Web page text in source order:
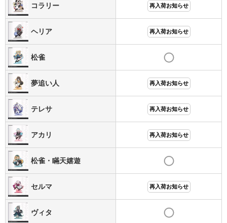
コラリー 再入荷お知らせ
ヘリア 再入荷お知らせ
松雀
夢追い人 再入荷お知らせ
テレサ 再入荷お知らせ
アカリ 再入荷お知らせ
松雀・瞞天嬉遊
セルマ 再入荷お知らせ
ヴィタ